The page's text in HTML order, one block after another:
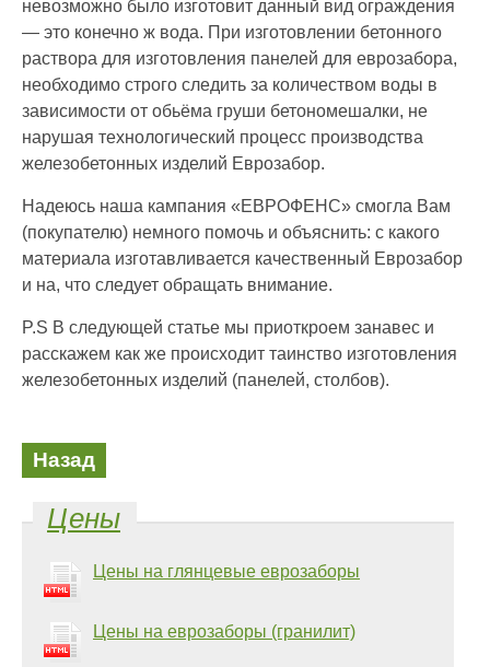
невозможно было изготовит данный вид ограждения
— это конечно ж вода. При изготовлении бетонного
раствора для изготовления панелей для еврозабора,
необходимо строго следить за количеством воды в
зависимости от обьёма груши бетономешалки, не
нарушая технологический процесс производства
железобетонных изделий Еврозабор.
Надеюсь наша кампания «ЕВРОФЕНС» смогла Вам
(покупателю) немного помочь и объяснить: с какого
материала изготавливается качественный Еврозабор
и на, что следует обращать внимание.
P.S В следующей статье мы приоткроем занавес и
расскажем как же происходит таинство изготовления
железобетонных изделий (панелей, столбов).
Назад
Цены
Цены на глянцевые еврозаборы
Цены на еврозаборы (гранилит)